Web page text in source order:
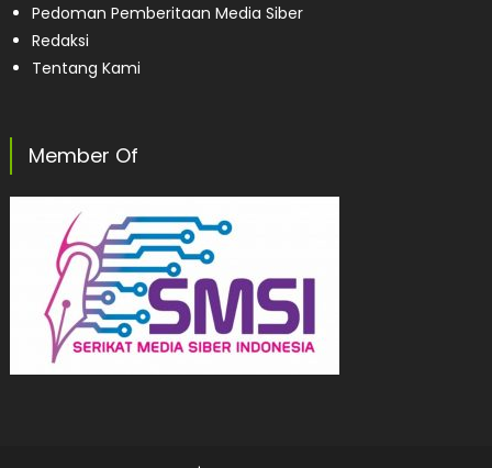
Pedoman Pemberitaan Media Siber
Redaksi
Tentang Kami
Member Of